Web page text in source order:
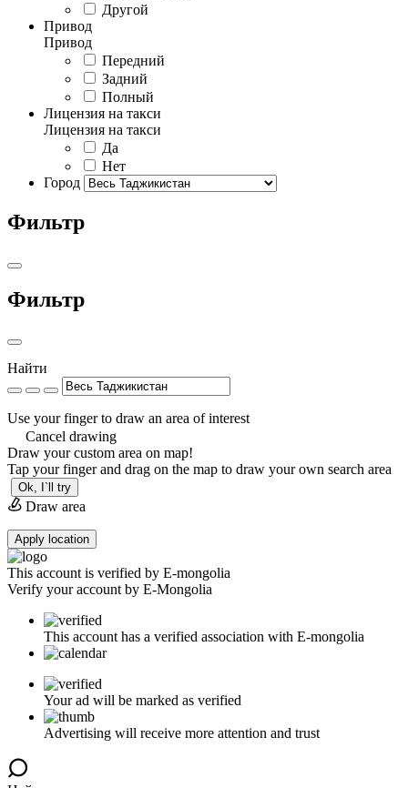
Другой
Привод
Привод
Передний
Задний
Полный
Лицензия на такси
Лицензия на такси
Да
Нет
Город
Фильтр
Фильтр
Найти
Use your finger to draw an area of interest
Cancel drawing
Draw your custom area on map!
Tap your finger and drag on the map to draw your own search area
Ok, I`ll try
Draw area
Apply location
This account is verified by E-mongolia
Verify your account by E-Mongolia
This account has a verified association with E-mongolia
Your ad will be marked as verified
Advertising will receive more attention and trust